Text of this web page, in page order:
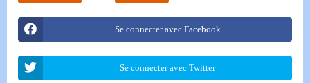
Se connecter avec Facebook
Se connecter avec Twitter